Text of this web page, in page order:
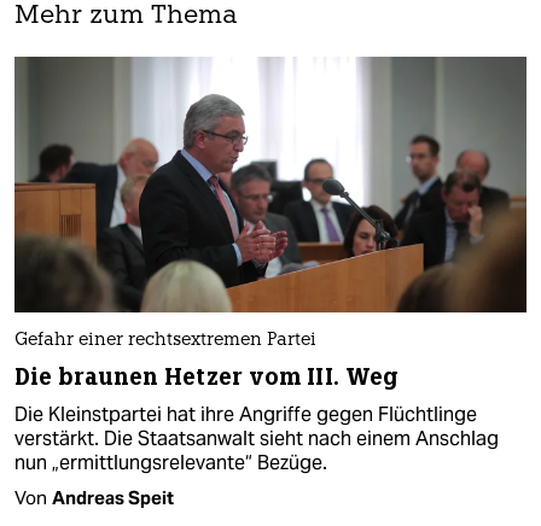
Mehr zum Thema
Gefahr einer rechtsextremen Partei
Die braunen Hetzer vom III. Weg
Die Kleinstpartei hat ihre Angriffe gegen Flüchtlinge
verstärkt. Die Staatsanwalt sieht nach einem Anschlag
nun „ermittlungsrelevante“ Bezüge.
Von Andreas Speit